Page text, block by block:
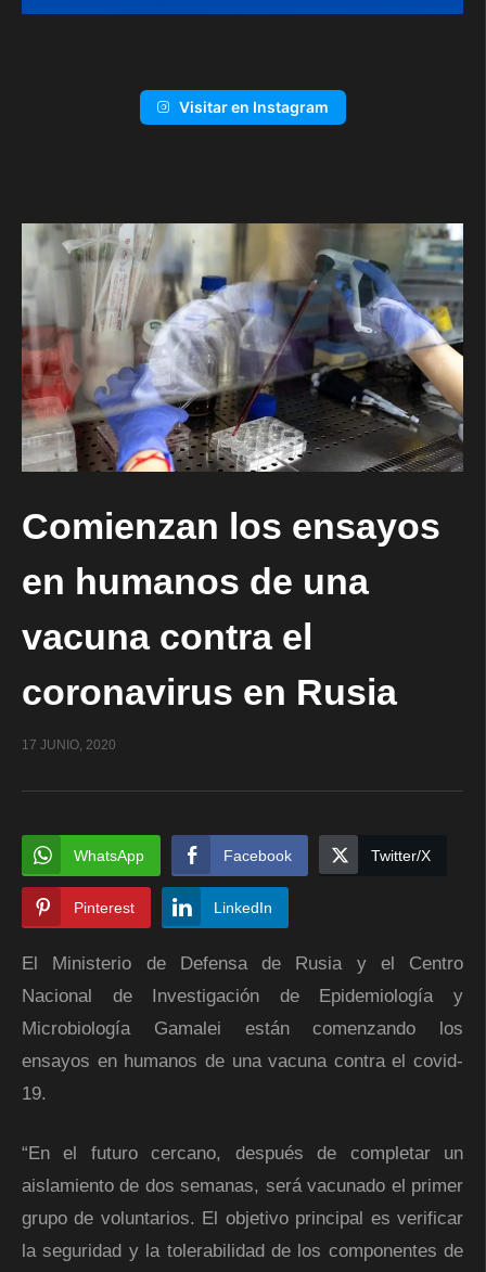
Visitar en Instagram
Comienzan los ensayos
en humanos de una
vacuna contra el
coronavirus en Rusia
17 JUNIO, 2020
WhatsApp Facebook Twitter/X
Pinterest LinkedIn
El Ministerio de Defensa de Rusia y el Centro
Nacional de Investigación de Epidemiología y
Microbiología Gamalei están comenzando los
ensayos en humanos de una vacuna contra el covid-
19.
“En el futuro cercano, después de completar un
aislamiento de dos semanas, será vacunado el primer
grupo de voluntarios. El objetivo principal es verificar
la seguridad y la tolerabilidad de los componentes de